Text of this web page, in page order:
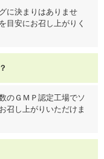
に決まりはありませ
目安にお召し上がりく
のＧＭＰ認定工場でソ
召し上がりいただけま